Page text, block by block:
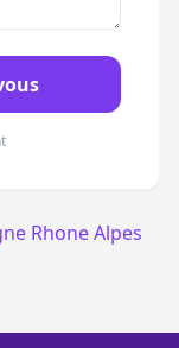
Rhone Alpes